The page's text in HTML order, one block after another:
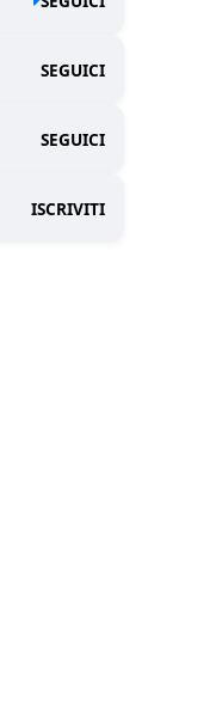
SEGUICI
SEGUICI
ISCRIVITI